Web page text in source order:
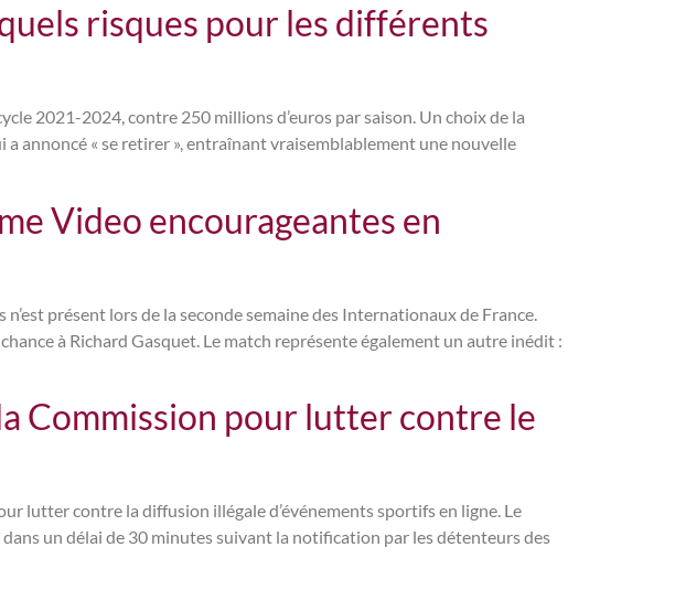
risques pour les différents
2021-2024, contre 250 millions d’euros par saison. Un choix de la
annoncé « se retirer », entraînant vraisemblablement une nouvelle
Video encourageantes en
présent lors de la seconde semaine des Internationaux de France.
à Richard Gasquet. Le match représente également un autre inédit :
Commission pour lutter contre le
lutter contre la diffusion illégale d’événements sportifs en ligne. Le
un délai de 30 minutes suivant la notification par les détenteurs des